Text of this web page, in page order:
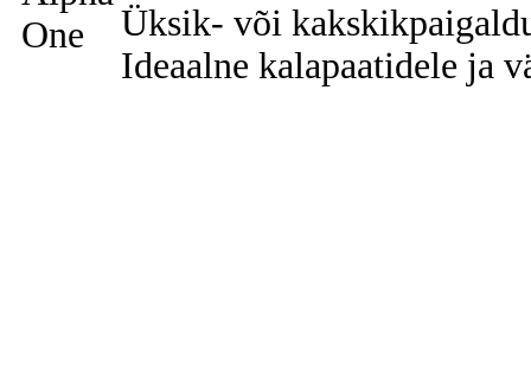
Üksik- või
Ideaalne kalapaatidele ja